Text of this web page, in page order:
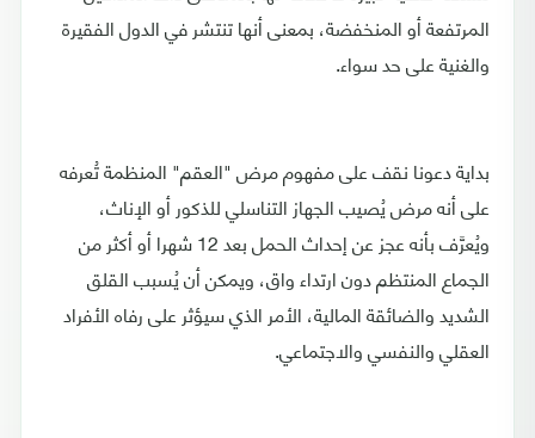
المرتفعة أو المنخفضة، بمعنى أنها تنتشر في الدول الفقيرة
والغنية على حد سواء.
بداية دعونا نقف على مفهوم مرض "العقم" المنظمة تُعرفه
على أنه مرض يُصيب الجهاز التناسلي للذكور أو الإناث،
ويُعرَّف بأنه عجز عن إحداث الحمل بعد 12 شهرا أو أكثر من
الجماع المنتظم دون ارتداء واق، ويمكن أن يُسبب القلق
الشديد والضائقة المالية، الأمر الذي سيؤثر على رفاه الأفراد
العقلي والنفسي والاجتماعي.